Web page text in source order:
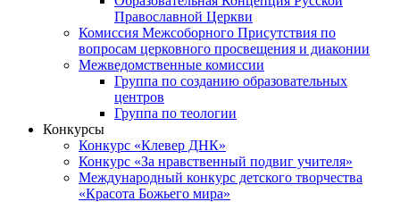
Православной Церкви
Комиссия Межсоборного Присутствия по
вопросам церковного просвещения и диаконии
Межведомственные комиссии
Группа по созданию образовательных
центров
Группа по теологии
Конкурсы
Конкурс «Клевер ДНК»
Конкурс «За нравственный подвиг учителя»
Международный конкурс детского творчества
«Красота Божьего мира»